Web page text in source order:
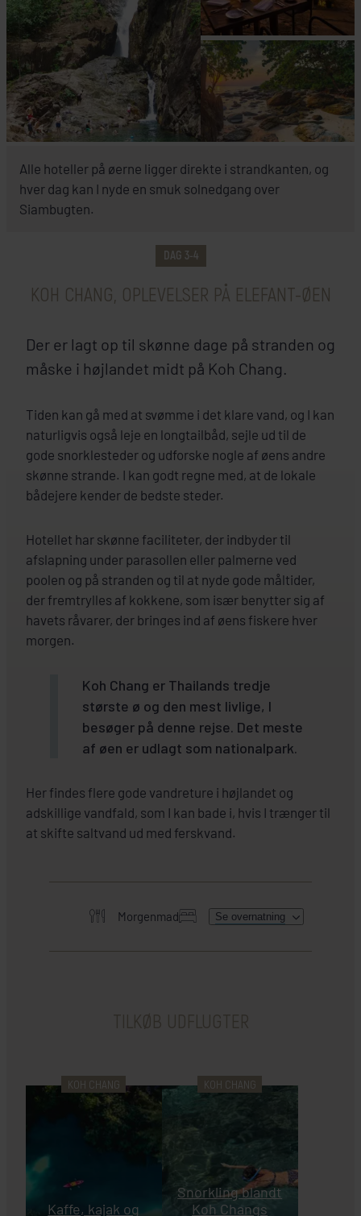
Koh Chang
Alle hoteller på øerne ligger direkte i strandkanten, og
hver dag kan I nyde en smuk solnedgang over
Siambugten.
DAG 3-4
KOH CHANG, OPLEVELSER PÅ ELEFANT-ØEN
Der er lagt op til skønne dage på stranden og
måske i højlandet midt på Koh Chang.
Tiden kan gå med at svømme i det klare vand, og I kan
naturligvis også leje en longtailbåd, sejle ud til de
gode snorklesteder og udforske nogle af øens andre
skønne strande. I kan godt regne med, at de lokale
bådejere kender de bedste steder.
Hotellet har skønne faciliteter, der indbyder til
afslapning under parasollen eller palmerne ved
poolen og på stranden og til at nyde gode måltider,
der fremtrylles af kokkene, som især benytter sig af
havets råvarer, der bringes ind af øens fiskere hver
morgen.
Koh Chang er Thailands tredje
største ø og den mest livlige, I
besøger på denne rejse. Det meste
af øen er udlagt som nationalpark.
Her findes flere gode vandreture i højlandet og
adskillige vandfald, som I kan bade i, hvis I trænger til
at skifte saltvand ud med ferskvand.
Morgenmad Se overnatning
TILKØB UDFLUGTER
KOH CHANG
Kaffe, kajak og
KOH CHANG
Snorkling blandt
Koh Changs